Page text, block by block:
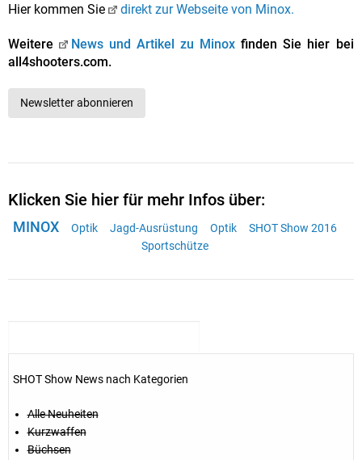
Hier kommen Sie direkt zur Webseite von Minox.
Weitere News und Artikel zu Minoxfinden Sie hier bei
all4shooters.com.
Newsletter abonnieren
Klicken Sie hier für mehr Infos über:
MINOX Optik Jagd-Ausrüstung Optik
SHOT Show 2016
Sportschütze
SHOT Show News nach Kategorien
Alle Neuheiten
Kurzwaffen
Büchsen